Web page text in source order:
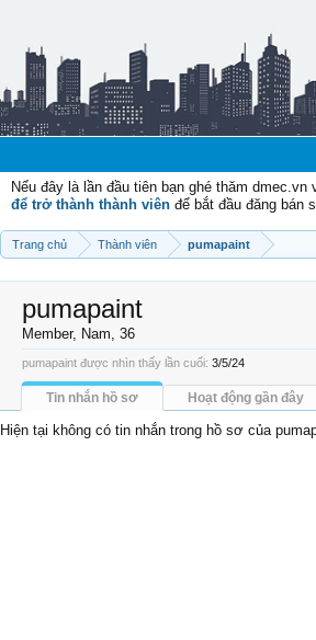
Nếu đây là lần đầu tiên bạn ghé thăm
để trở thành thành viên để bắt đầu đăng bán
Trang chủ Thành viên pumapaint
pumapaint
Member, Nam, 36
pumapaint được nhìn thấy lần cuối: 3/5/24
Tin nhắn hồ sơ Hoạt động gần đây
Hiện tại không có tin nhắn trong hồ sơ của